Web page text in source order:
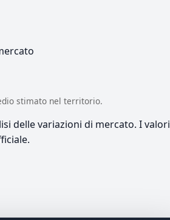
stimato nel territorio.
delle variazioni di mercato. I valori